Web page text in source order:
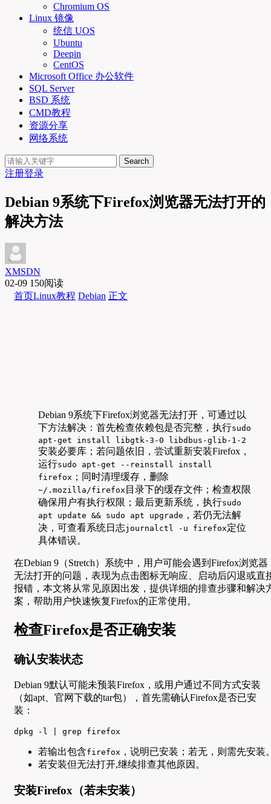
Chromium OS
Linux 镜像
统信 UOS
Ubuntu
Deepin
CentOS
Microsoft Office 办公软件
SQL Server
BSD 系统
CMD教程
资源分享
网络系统
Search
注册登录
Debian 9系统下Firefox浏览器无法打开的
解决方法
XMSDN
02-09 150阅读
首页Linux教程 Debian 正文
Debian 9系统下Firefox浏览器无法打开，可通过以
下方法解决：首先检查依赖包是否完整，执行sudo
apt-get install libgtk-3-0 libdbus-glib-1-2
安装必要库；若问题依旧，尝试重新安装Firefox，
运行sudo apt-get --reinstall install
firefox ；同时清理缓存，删除
~/.mozilla/firefox 目录下的缓存文件；检查权限
确保用户有执行权限；最后更新系统，执行sudo
apt update && sudo apt upgrade ，若仍无法解
决，可查看系统日志journalctl -u firefox定位
具体错误。
在Debian 9（Stretch）系统中，用户可能会遇到Firefox浏览器
无法打开的问题，表现为点击图标无响应、启动后闪退或直
报错，本文将从常见原因出发，提供详细的排查步骤和解决
案，帮助用户快速恢复Firefox的正常使用。
检查Firefox是否正确安装
确认安装状态
Debian 9默认可能未预装Firefox，或用户通过不同方式安装
（如apt、官网下载的tar包），首先需确认Firefox是否已安
装：
dpkg -l | grep firefox
若输出包含firefox ，说明已安装；若无，则需先安装
若安装但无法打开,继续排查其他原因。
安装Firefox（若未安装）